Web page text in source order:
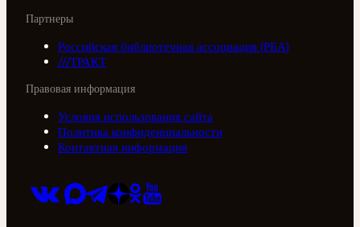
Партнеры
Российская библиотечная ассоциация (РБА)
///ТРАКТ
Правовая информация
Условия использования сайта
Политика конфиденциальности
Контактная информация